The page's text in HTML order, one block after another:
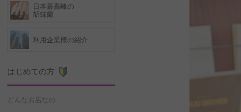
日本最高峰の
胡蝶蘭
利用企業様の紹介
はじめての方
どんなお店なの